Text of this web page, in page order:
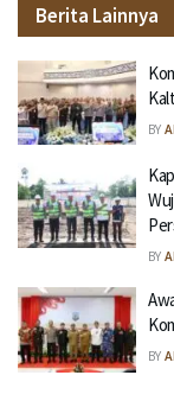
Berita Lainnya
BY
BY
BY